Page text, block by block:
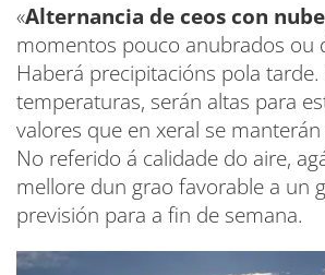
«Alternancia de ceos con
momentos pouco anubrados ou
Haberá precipitacións pola tarde.
temperaturas, serán altas para
valores que en xeral se
No referido á calidade do aire,
mellore dun grao favorable a un
previsión para a fin de semana.